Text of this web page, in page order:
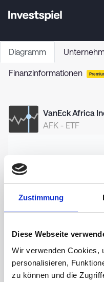
Zustimmung
Diese Webseite
Wir verwenden Cookies,
personalisieren,
zu können und die
Diagramm
Finanzinformationen
VanEck Africa
AFK - ETF
26,0